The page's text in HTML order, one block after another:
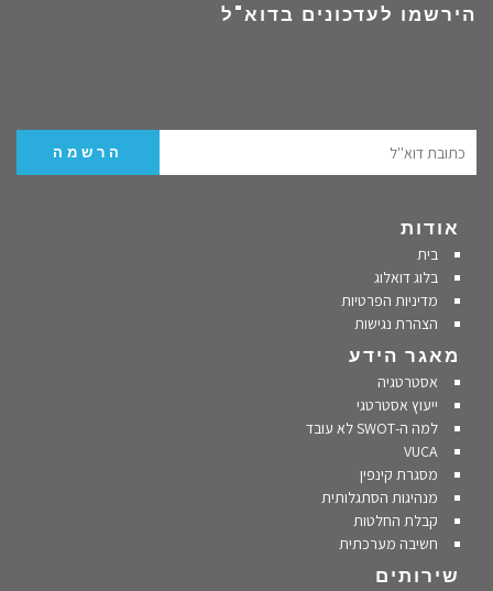
הירשמו לעדכונים בדוא"ל
אודות
בית
בלוג דואלוג
מדיניות הפרטיות
הצהרת נגישות
מאגר הידע
אסטרטגיה
ייעוץ אסטרטגי
למה ה-SWOT לא עובד
VUCA
מסגרת קינפין
מנהיגות הסתגלותית
קבלת החלטות
חשיבה מערכתית
שירותים